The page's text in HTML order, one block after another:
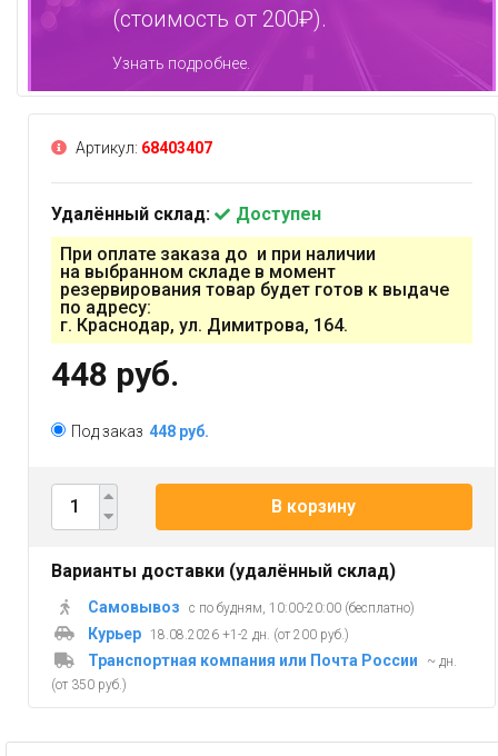
(стоимость от 200₽).
Узнать подробнее.
Артикул: 68403407
Удалённый склад:
Доступен
При оплате заказа до и при наличии
на выбранном складе в момент
резервирования товар будет готов к выдаче
по адресу:
г. Краснодар, ул. Димитрова, 164.
448 руб.
Под заказ 448 руб.
В корзину
Варианты доставки (удалённый склад)
Самовывоз с по будням, 10:00-20:00 (бесплатно)
Курьер 18.08.2026 +1-2 дн. (от 200 руб.)
Транспортная компания или Почта России
~ дн.
(от 350 руб.)